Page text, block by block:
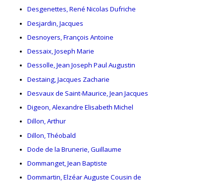
Desgenettes, René Nicolas Dufriche
Desjardin, Jacques
Desnoyers, François Antoine
Dessaix, Joseph Marie
Dessolle, Jean Joseph Paul Augustin
Destaing, Jacques Zacharie
Desvaux de Saint-Maurice, Jean Jacques
Digeon, Alexandre Elisabeth Michel
Dillon, Arthur
Dillon, Théobald
Dode de la Brunerie, Guillaume
Dommanget, Jean Baptiste
Dommartin, Elzéar Auguste Cousin de